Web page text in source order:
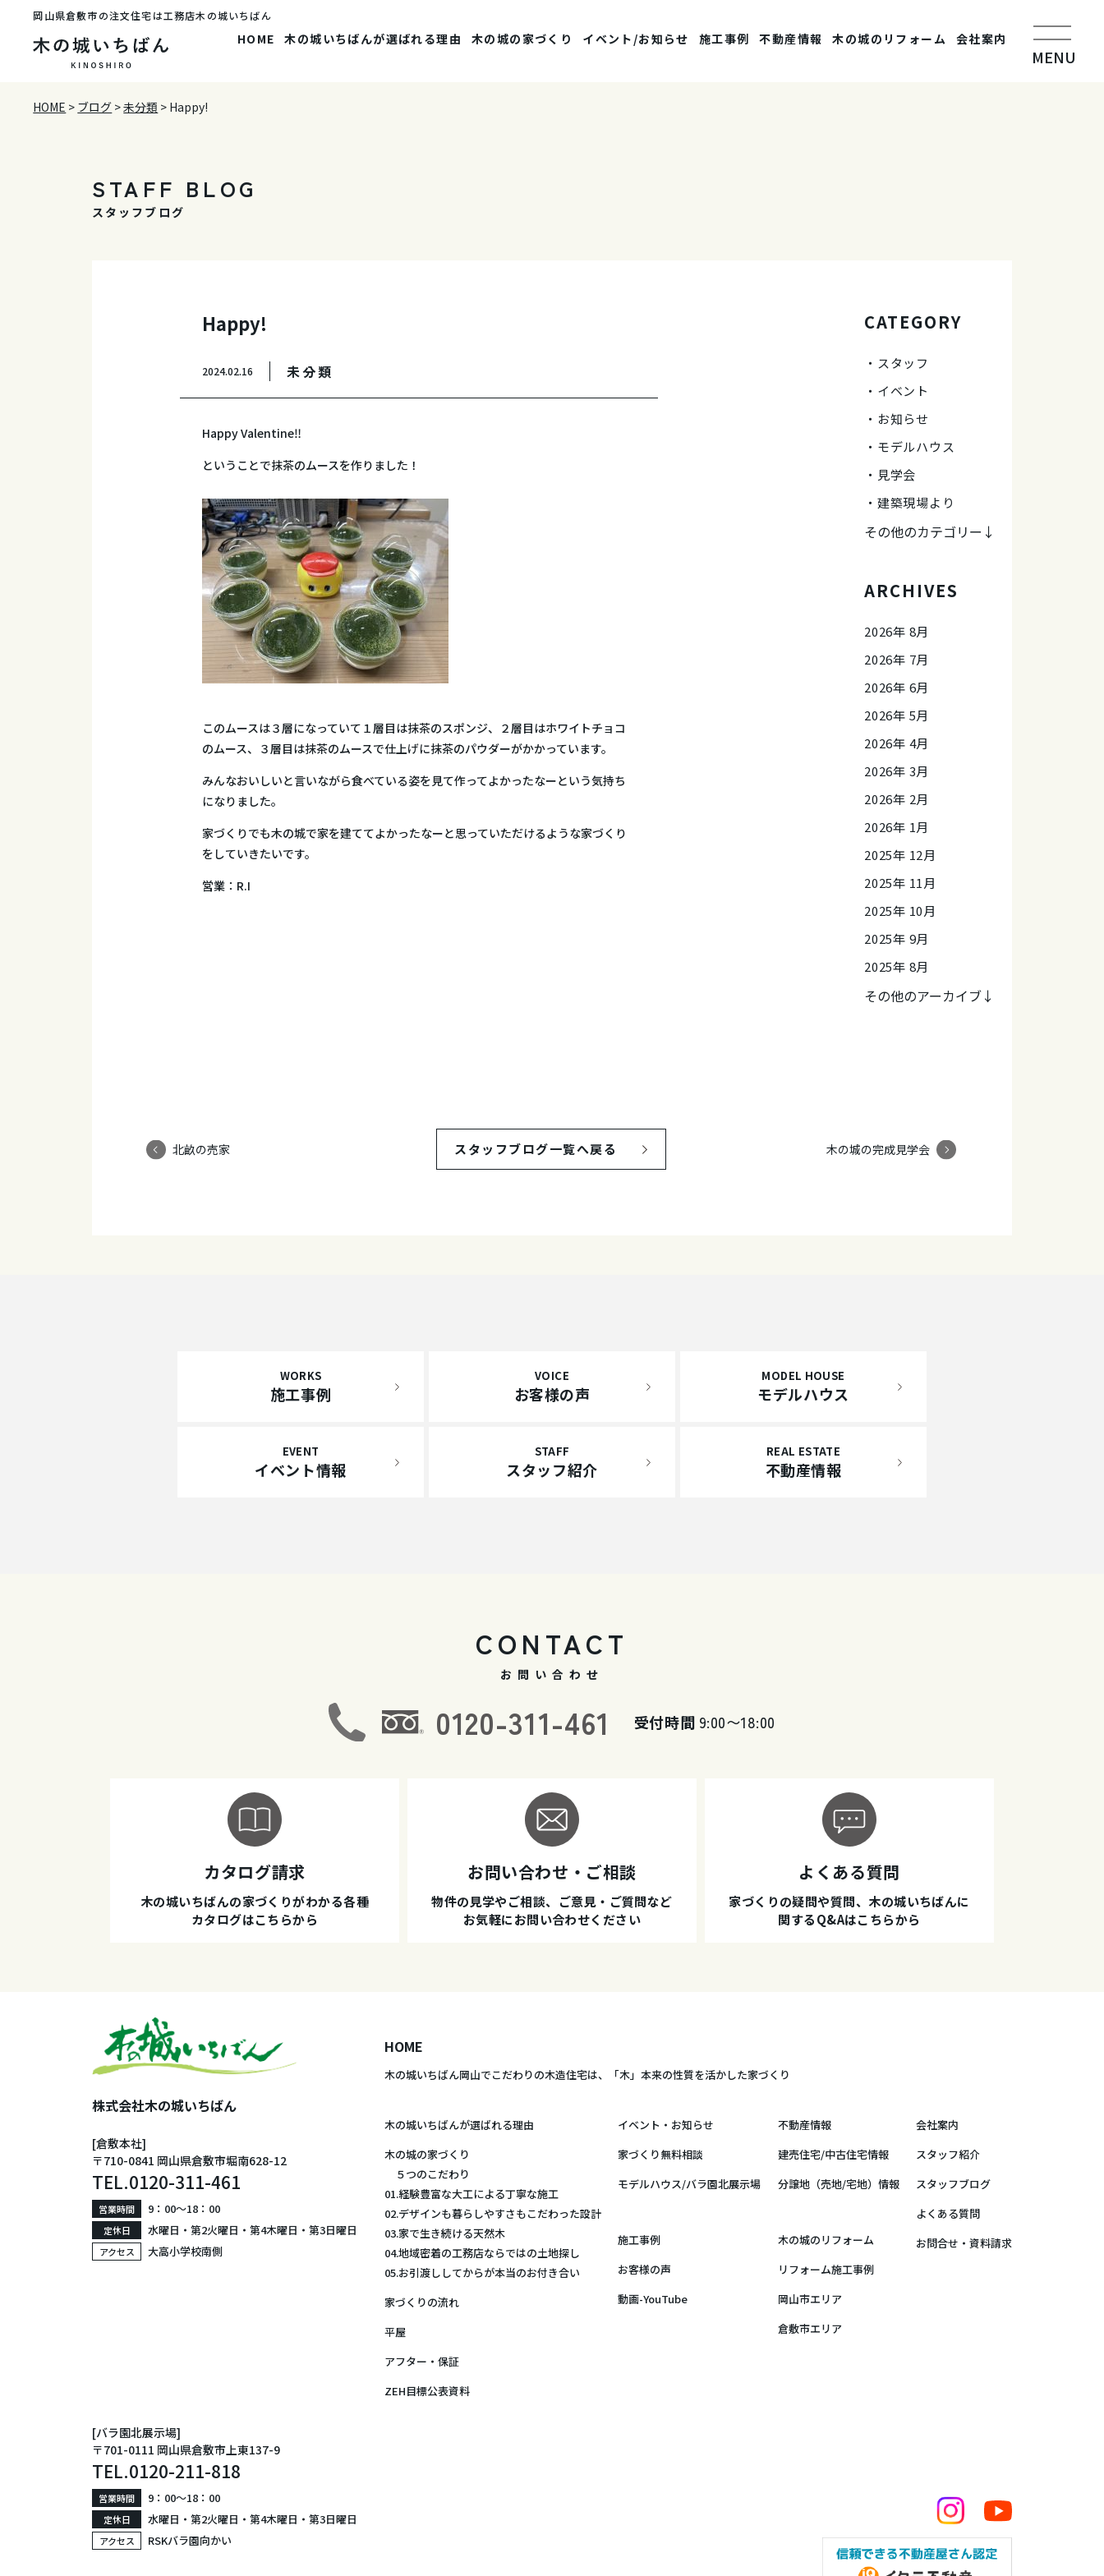
岡山県倉敷市の注文住宅は工務店木の城いちばん
HOME 木の城いちばんが選ばれる理由 木の城の家づくり イベント/お知らせ 施工事例 不動産情報 木の城のリフォーム 会社案内
MENU
HOME > ブログ >未分類 > Happy!
STAFF BLOG
スタッフブログ
Happy!
2024.02.16 未分類
Happy Valentine‼
ということで抹茶のムースを作りました！
このムースは３層になっていて１層目は抹茶のスポンジ、２層目はホワイトチョコ
のムース、３層目は抹茶のムースで仕上げに抹茶のパウダーがかかっています。
みんなおいしいと言いながら食べている姿を見て作ってよかったなーという気持ち
になりました。
家づくりでも木の城で家を建ててよかったなーと思っていただけるような家づくり
をしていきたいです。
営業：R.I
CATEGORY
スタッフ
イベント
お知らせ
モデルハウス
見学会
建築現場より
その他のカテゴリー↓
ARCHIVES
2026年 8月
2026年 7月
2026年 6月
2026年 5月
2026年 4月
2026年 3月
2026年 2月
2026年 1月
2025年 12月
2025年 11月
2025年 10月
2025年 9月
2025年 8月
その他のアーカイブ↓
北畝の売家 スタッフブログ一覧へ戻る 木の城の完成見学会
WORKS
施工事例
VOICE
お客様の声
MODEL HOUSE
モデルハウス
EVENT
イベント情報
STAFF
スタッフ紹介
REAL ESTATE
不動産情報
CONTACT
お問い合わせ
0120-311-461 受付時間 9:00〜18:00
カタログ請求
木の城いちばんの家づくりがわかる各種
カタログはこちらから
お問い合わせ・ご相談
物件の見学やご相談、ご意見・ご質問など
お気軽にお問い合わせください
よくある質問
家づくりの疑問や質問、木の城いちばんに
関するQ&Aはこちらから
株式会社木の城いちばん
[倉敷本社]
〒710-0841 岡山県倉敷市堀南628-12
TEL.0120-311-461
営業時間 9：00〜18：00
定休日 水曜日・第2火曜日・第4木曜日・第3日曜日
アクセス 大高小学校南側
[バラ園北展示場]
〒701-0111 岡山県倉敷市上東137-9
TEL.0120-211-818
営業時間 9：00〜18：00
定休日 水曜日・第2火曜日・第4木曜日・第3日曜日
アクセス RSKバラ園向かい
HOME
木の城いちばん岡山でこだわりの木造住宅は、 「木」本来の性質を活かした家づくり
木の城いちばんが選ばれる理由
木の城の家づくり
５つのこだわり
01.経験豊富な大工による丁寧な施工
02.デザインも暮らしやすさもこだわった設計
03.家で生き続ける天然木
04.地域密着の工務店ならではの土地探し
05.お引渡ししてからが本当のお付き合い
家づくりの流れ
平屋
アフター・保証
ZEH目標公表資料
イベント・お知らせ
家づくり無料相談
モデルハウス/バラ園北展示場
施工事例
お客様の声
動画-YouTube
不動産情報
建売住宅/中古住宅情報
分譲地（売地/宅地）情報
木の城のリフォーム
リフォーム施工事例
岡山市エリア
倉敷市エリア
会社案内
スタッフ紹介
スタッフブログ
よくある質問
お問合せ・資料請求